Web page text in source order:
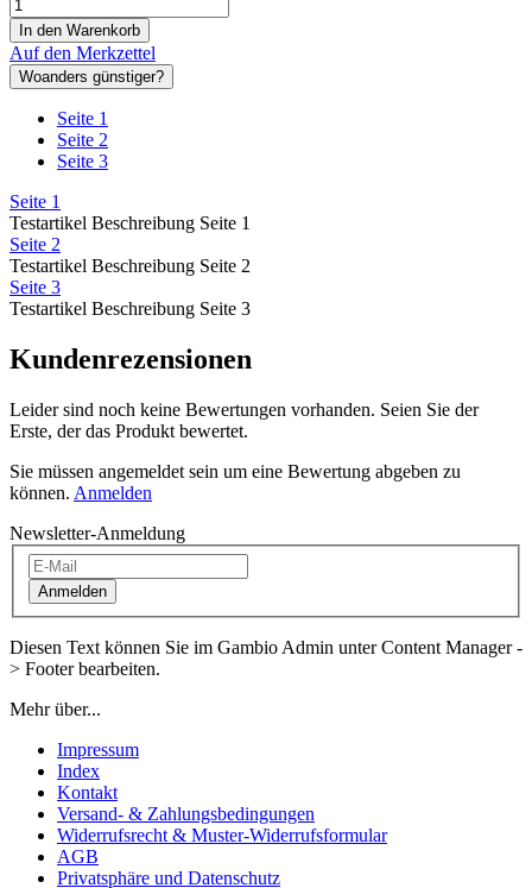
Auf den Merkzettel
Woanders günstiger?
Seite 1
Seite 2
Seite 3
Seite 1
Testartikel Beschreibung Seite 1
Seite 2
Testartikel Beschreibung Seite 2
Seite 3
Testartikel Beschreibung Seite 3
Kundenrezensionen
Leider sind noch keine Bewertungen vorhanden. Seien Sie der
Erste, der das Produkt bewertet.
Sie müssen angemeldet sein um eine Bewertung abgeben zu
können. Anmelden
Newsletter-Anmeldung
Anmelden
Diesen Text können Sie im Gambio Admin unter Content Manager -
> Footer bearbeiten.
Mehr über...
Impressum
Index
Kontakt
Versand- & Zahlungsbedingungen
Widerrufsrecht & Muster-Widerrufsformular
AGB
Privatsphäre und Datenschutz